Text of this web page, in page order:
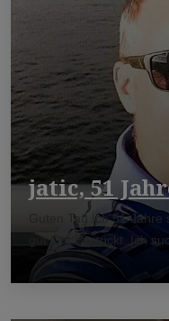
jatic, 51
Guten Tag Ich 51
gut Gut Bestückt. Ich